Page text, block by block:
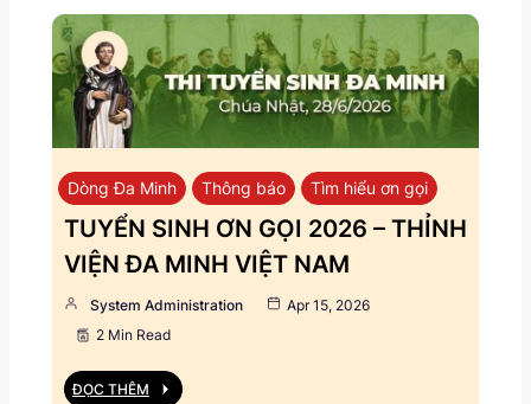
Dòng Đa Minh Thông báo Tìm hiểu ơn gọi
TUYỂN SINH ƠN GỌI 2026 – THỈNH
VIỆN ĐA MINH VIỆT NAM
System Administration
Apr 15, 2026
2 Min Read
ĐỌC THÊM